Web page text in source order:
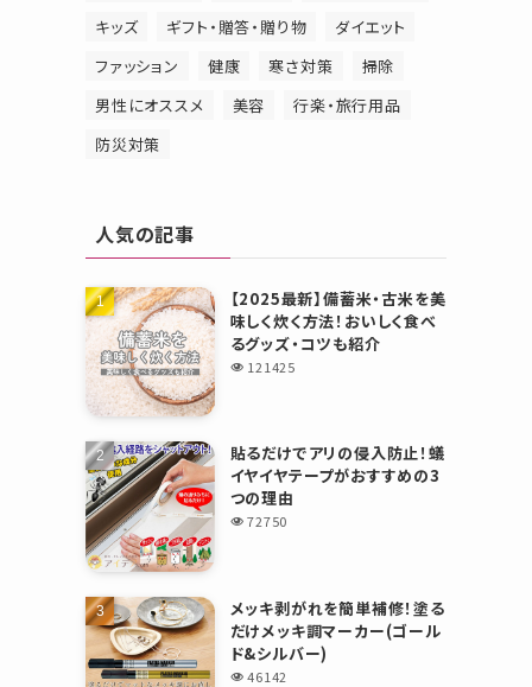
キッズ
ギフト・贈答・贈り物
ダイエット
ファッション
健康 寒さ対策
掃除
男性にオススメ
美容
行楽・旅行用品
防災対策
人気の記事
【2025最新】備蓄米・古米を美
味しく炊く方法！おいしく食べ
るグッズ・コツも紹介
121425
貼るだけでアリの侵入防止！蟻
イヤイヤテープがおすすめの3
つの理由
72750
メッキ剥がれを簡単補修！塗る
だけメッキ調マーカー(ゴール
ド&シルバー)
46142